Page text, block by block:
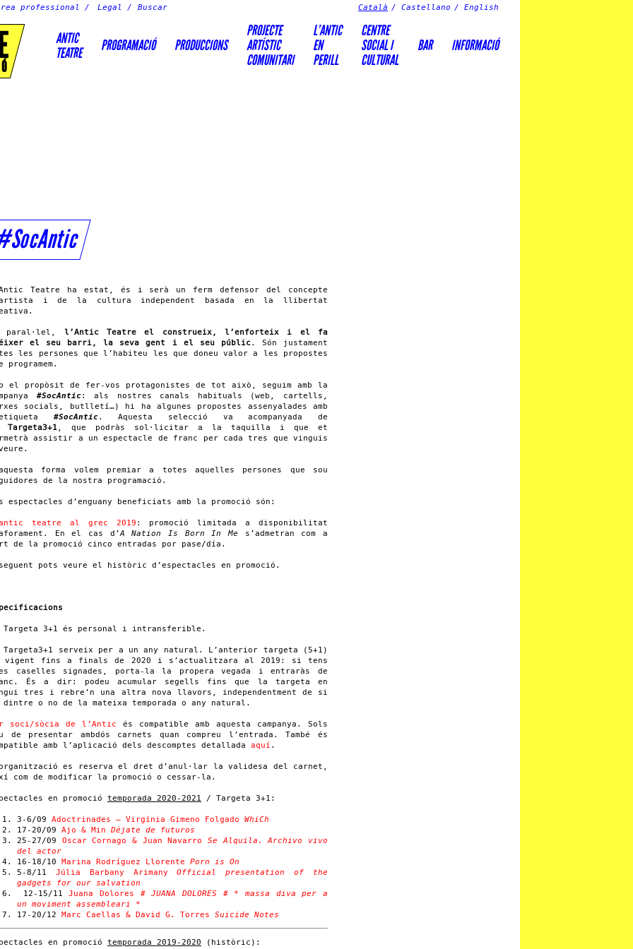
professional Legal Català Castellano English
ANTIC
TEATRE
PROGRAMACIÓ PRODUCCIONS
PROJECTE
ARTÍSTIC
COMUNITARI
L’ANTIC
EN
PERILL
CENTRE
SOCIAL I
CULTURAL
BAR INFORMACIÓ
Teatre ha estat, és i serà un ferm defensor del concepte
i de la cultura independent basada en la llibertat
paral·lel, l’Antic Teatre el construeix, l’enforteix i el fa
el seu barri, la seva gent i el seu públic. Són justament
les persones que l’habiteu les que doneu valor a les propostes
programem.
el propòsit de fer-vos protagonistes de tot això, seguim amb la
#SocAntic: als nostres canals habituals (web, cartells,
socials, butlletí…) hi ha algunes propostes assenyalades amb
#SocAntic. Aquesta selecció va acompanyada de
Targeta3+1, que podràs sol·licitar a la taquilla i que et
assistir a un espectacle de franc per cada tres que vinguis
forma volem premiar a totes aquelles persones que sou
de la nostra programació.
espectacles d’enguany beneficiats amb la promoció són:
teatre al grec 2019 : promoció limitada a disponibilitat
En el cas d’A Nation Is Born In Me s’admetran com a
de la promoció cinco entradas por pase/día.
pots veure el històric d’espectacles en promoció.
Targeta 3+1 és personal i intransferible.
Targeta3+1 serveix per a un any natural. L’anterior targeta (5+1)
vigent fins a finals de 2020 i s’actualitzara al 2019: si tens
caselles signades, porta-la la propera vegada i entraràs de
És a dir: podeu acumular segells fins que la targeta en
tres i rebre’n una altra nova llavors, independentment de si
dintre o no de la mateixa temporada o any natural.
soci/sòcia de l’Antic és compatible amb aquesta campanya. Sols
de presentar ambdós carnets quan compreu l’entrada. També és
amb l’aplicació dels descomptes detallada aquí .
es reserva el dret d’anul·lar la validesa del carnet,
com de modificar la promoció o cessar-la.
en promoció temporada 2020-2021 / Targeta 3+1:
3-6/09 Adoctrinades – Virgínia Gimeno Folgado WhiCh
17-20/09 Ajo & Min Déjate de futuros
25-27/09 Oscar Cornago & Juan NavarroSe Alquila. Archivo vivo
del actor
16-18/10 Marina Rodríguez Llorente Porn is On
5-8/11 Júlia Barbany ArimanyOfficial presentation of the
gadgets for our salvation
12-15/11Juana Dolores # JUANA DOLORES # * massa diva per a
un moviment assembleari *
17-20/12 Marc Caellas & David G. Torres Suicide Notes
en promoció temporada 2019-2020 (històric):